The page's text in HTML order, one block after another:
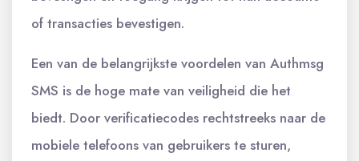
of transacties bevestigen.
Een van de belangrijkste voordelen van Authmsg
SMS is de hoge mate van veiligheid die het
biedt. Door verificatiecodes rechtstreeks naar de
mobiele telefoons van gebruikers te sturen,